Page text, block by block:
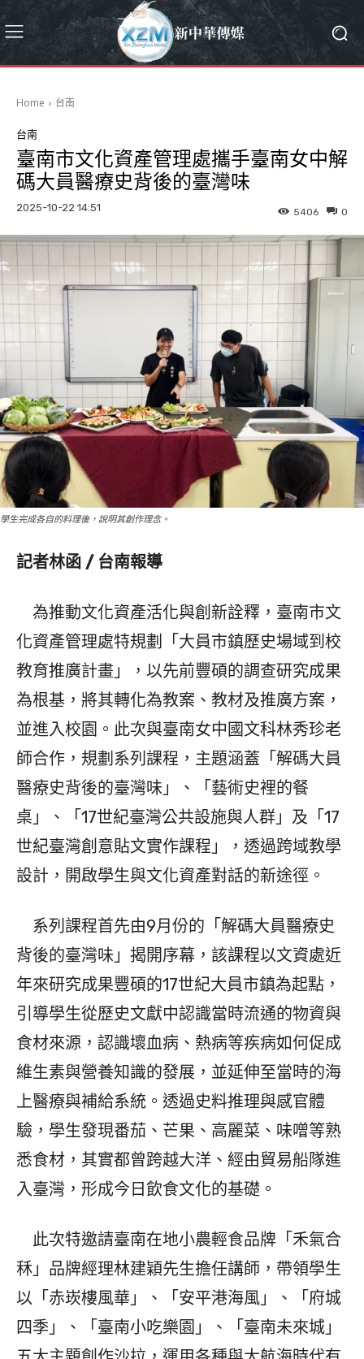
Home 台南
台南
臺南市文化資產管理處攜手臺南女中解
碼大員醫療史背後的臺灣味
2025-10-22 14:51 0
5406
學生完成各自的料理後，說明其創作理念。
記者林函 / 台南報導
為推動文化資產活化與創新詮釋，臺南市文
化資產管理處特規劃「大員市鎮歷史場域到校
教育推廣計畫」，以先前豐碩的調查研究成果
為根基，將其轉化為教案、教材及推廣方案，
並進入校園。此次與臺南女中國文科林秀珍老
師合作，規劃系列課程，主題涵蓋「解碼大員
醫療史背後的臺灣味」、「藝術史裡的餐
桌」、「17世紀臺灣公共設施與人群」及「17
世紀臺灣創意貼文實作課程」，透過跨域教學
設計，開啟學生與文化資產對話的新途徑。
系列課程首先由9月份的「解碼大員醫療史
背後的臺灣味」揭開序幕，該課程以文資處近
年來研究成果豐碩的17世紀大員市鎮為起點，
引導學生從歷史文獻中認識當時流通的物資與
食材來源，認識壞血病、熱病等疾病如何促成
維生素與營養知識的發展，並延伸至當時的海
上醫療與補給系統。透過史料推理與感官體
驗，學生發現番茄、芒果、高麗菜、味噌等熟
悉食材，其實都曾跨越大洋、經由貿易船隊進
入臺灣，形成今日飲食文化的基礎。
此次特邀請臺南在地小農輕食品牌「禾氣合
秝」品牌經理林建穎先生擔任講師，帶領學生
以「赤崁樓風華」、「安平港海風」、「府城
四季」、「臺南小吃樂園」、「臺南未來城」